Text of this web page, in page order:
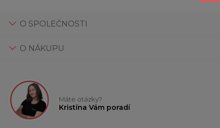
O SPOLEČNOSTI
O NÁKUPU
Máte otázky?
Kristína Vám poradí